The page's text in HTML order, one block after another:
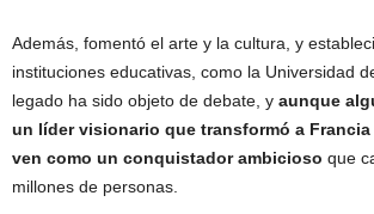
Además, fomentó el arte y la cultura, y
instituciones educativas, como la Universidad
legado ha sido objeto de debate, y aunque
un líder visionario que transformó a
ven como un conquistador ambicioso que
millones de personas.